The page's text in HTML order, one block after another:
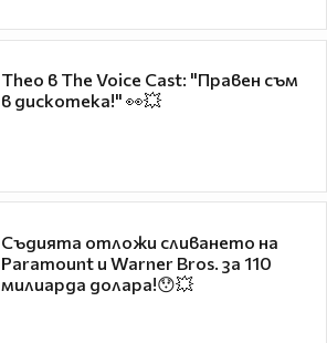
Theo в The Voice Cast: "Правен съм
в дискотека!" 👀💥
Съдията отложи сливането на
Paramount и Warner Bros. за 110
милиарда долара!😯💥